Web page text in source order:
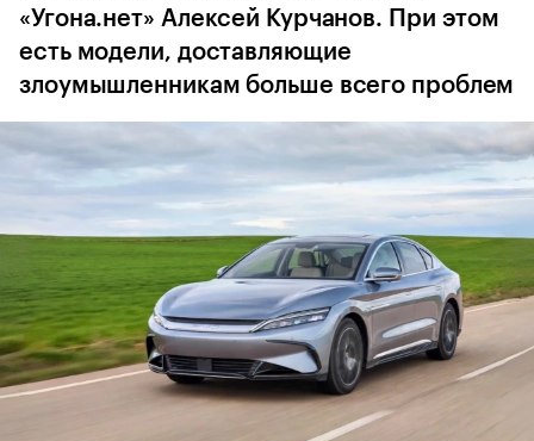
«Угона.нет» Алексей Курчанов. При этом
есть модели, доставляющие
злоумышленникам больше всего проблем